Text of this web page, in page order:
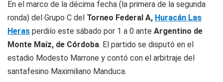
En el marco de la décima fecha (la primera de la segunda
ronda) del Grupo C del Torneo Federal A, Huracán Las
Heras perdiío este sábado por 1 a 0 ante Argentino de
Monte Maíz, de Córdoba. El partido se disputó en el
estadio Modesto Marrone y contó con el arbitraje del
santafesino Maximiliano Manduca.